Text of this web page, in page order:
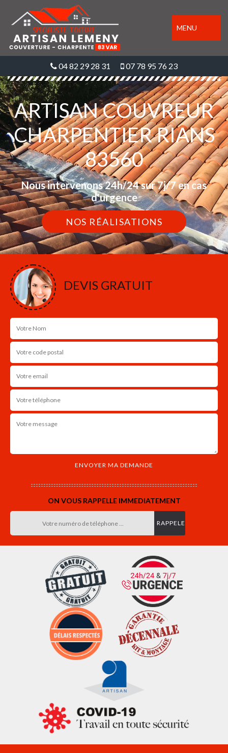
MENU
04 82 29 28 31 07 78 95 76 23
ARTISAN COUVREUR
CHARPENTIER RIANS
83560
Nous intervenons 24h/24 sur 7j/7 en cas
d'urgence
NOS RÉALISATIONS
DEVIS GRATUIT
ON VOUS RAPPELLE IMMEDIATEMENT